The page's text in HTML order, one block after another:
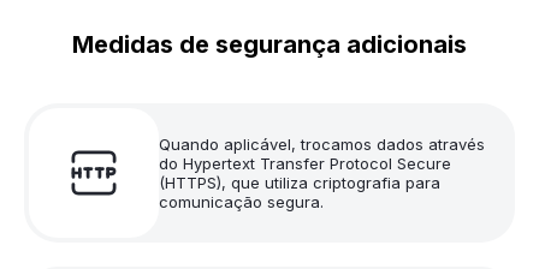
Medidas de segurança adicionais
Quando aplicável, trocamos dados através
do Hypertext Transfer Protocol Secure
(HTTPS), que utiliza criptografia para
comunicação segura.